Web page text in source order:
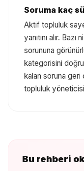
Soruma kaç
Aktif topluluk
yanıtını alır.
sorununa
kategorisini doğru
kalan soruna
topluluk
Bu rehberi